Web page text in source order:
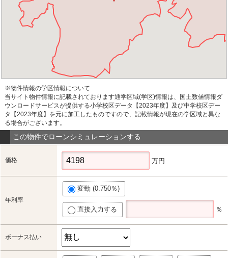
※物件情報の学区情報について
当サイト物件情報に記載されております通学区域(学区)情報は、国土数値情報ダ
ウンロードサービスが提供する小学校区データ【2023年度】及び中学校区デー
タ【2023年度】を元に加工したものですので、記載情報が現在の学区域と異な
る場合がございます。
この物件でローンシミュレーションする
価格 万円
年利率
変動 (0.750％)
直接入力する ％
ボーナス払い